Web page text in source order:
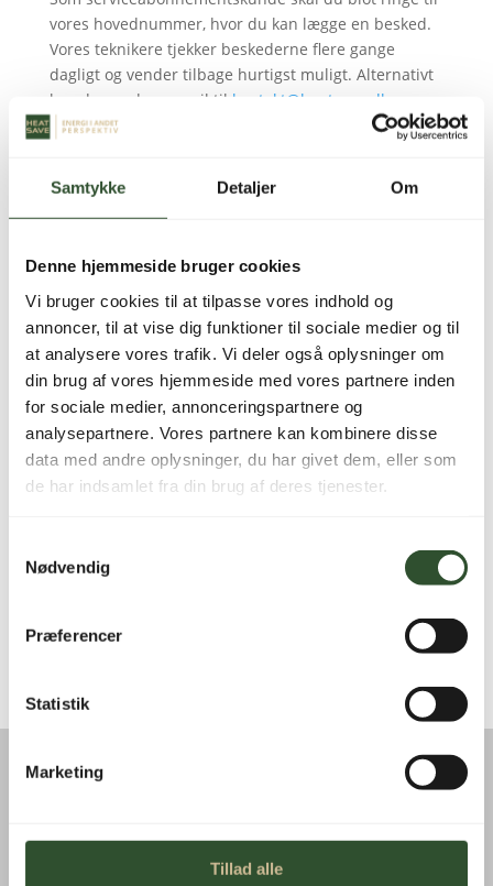
Samtykke Detaljer Om
Denne hjemmeside bruger cookies
Vi bruger cookies til at tilpasse vores indhold og
annoncer, til at vise dig funktioner til sociale medier og til
at analysere vores trafik. Vi deler også oplysninger om
din brug af vores hjemmeside med vores partnere inden
for sociale medier, annonceringspartnere og
analysepartnere. Vores partnere kan kombinere disse
data med andre oplysninger, du har givet dem, eller som
de har indsamlet fra din brug af deres tjenester.
Nødvendig
Præferencer
Statistik
Marketing
Tillad alle
vores hovednummer, hvor du kan lægge en besked.
Vores teknikere tjekker beskederne flere gange
dagligt og vender tilbage hurtigst muligt. Alternativt
kan du sende en mail til kontakt@heatsave.dk
også aflæses regelmæssigt.
et godt nytår!
NYSGERRIG PÅ HVAD VI
KAN GØRE FOR DIG?
Jo hurtigere du tager kontrol over din energi, desto
hurtigere begynder du at spare penge. Og det
0 KOMMENTARER